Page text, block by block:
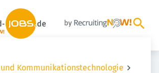
Kommunikationstechnologie